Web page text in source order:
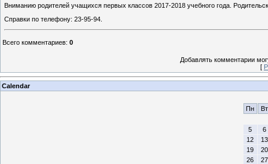
Вниманию родителей учащихся первых классов 2017-2018 учебного года.
Справки по телефону: 23-95-94.
Всего комментариев: 0
Добавлять комментарии
[
Calendar
Пн Вт
5
6
12
13
19
20
26
27